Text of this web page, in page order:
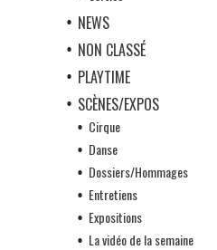
NEWS
NON CLASSÉ
PLAYTIME
SCÈNES/EXPOS
Cirque
Danse
Dossiers/Hommages
Entretiens
Expositions
La vidéo de la semaine